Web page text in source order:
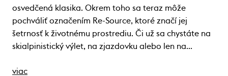
osvedčená klasika. Okrem toho sa teraz môže
pochváliť označením Re-Source, ktoré značí jej
šetrnosť k životnému prostrediu. Či už sa chystáte na
skialpinistický výlet, na zjazdovku alebo len na…
viac